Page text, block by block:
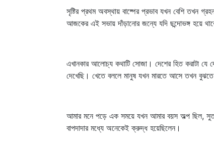
সৃষ্টির প্রথম অবস্থায় বাষ্পের প্রভাব যখন বেশি তখন
আজকের এই সভায় দাঁড়ানোর জন্যে যদি ছন্দোভঙ্গ হয়ে
এখানকার আলোচ্য কথাটি সোজা। দেশের হিত করাটা যে
দেখেছি। খেতে বললে মানুষ যখন মারতে আসে তখন
আমার মনে পড়ে এক সময়ে যখন আমার বয়স অল্প ছিল,
বাপদাদার মধ্যে অনেকেই ক্রুদ্ধ হয়েছিলেন।